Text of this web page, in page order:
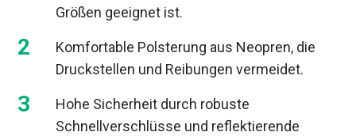
Größen geeignet ist.
Komfortable Polsterung aus Neopren, die
Druckstellen und Reibungen vermeidet.
Hohe Sicherheit durch robuste
Schnellverschlüsse und reflektierende